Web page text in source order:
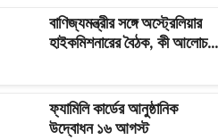
বাণিজ্যমন্ত্রীর সঙ্গে অস্ট্রেলিয়ার
হাইকমিশনারের বৈঠক, কী আলোচনা
ফ্যামিলি কার্ডের আনুষ্ঠানিক
উদ্বোধন ১৬ আগস্ট